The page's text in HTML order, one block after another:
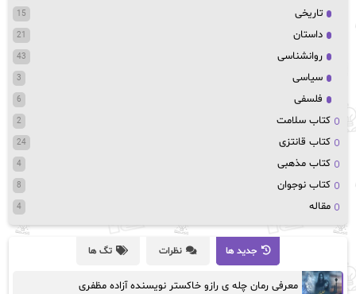
تاریخی 15
داستان 21
روانشناسی 43
سیاسی 3
فلسفی 6
کتاب سلامت 2
کتاب قانتزی 24
کتاب مذهبی 4
کتاب نوجوان 8
مقاله 4
جدید ها نظرات تگ ها
معرفی رمان چله ی رازو خاکستر نویسنده آزاده مظفری